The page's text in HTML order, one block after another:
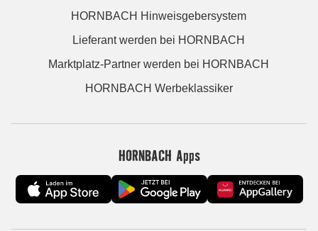
HORNBACH Hinweisgebersystem
Lieferant werden bei HORNBACH
Marktplatz-Partner werden bei HORNBACH
HORNBACH Werbeklassiker
HORNBACH Apps